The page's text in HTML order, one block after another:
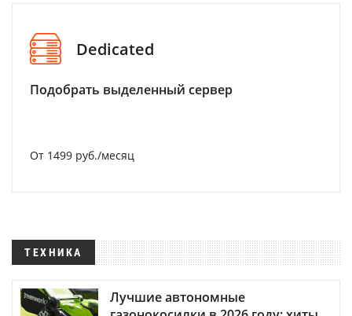
Dedicated
Подобрать выделенный сервер
От 1499 руб./месяц
ТЕХНИКА
Лучшие автономные